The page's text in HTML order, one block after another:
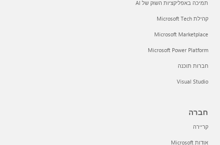
תמיכה באפליקציות השוק של AI
קהילת Microsoft Tech
Microsoft Marketplace
Microsoft Power Platform
חברות תוכנה
Visual Studio
חברה
קריירה
אודות Microsoft